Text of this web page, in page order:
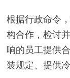
根据行政命令
构合作，检讨
响的员工提供
装规定、提供